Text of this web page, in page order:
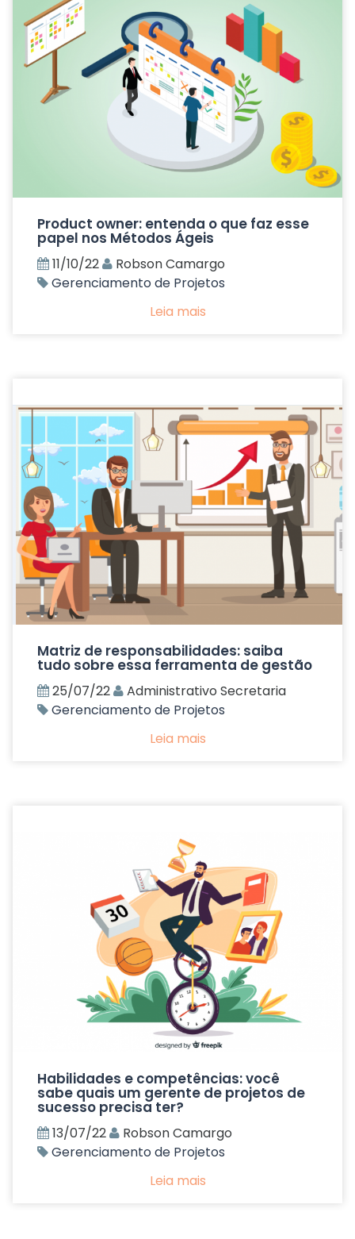
Product owner: entenda o que faz esse
papel nos Métodos Ágeis
11/10/22
Robson Camargo
Gerenciamento de Projetos
Leia mais
Matriz de responsabilidades: saiba
tudo sobre essa ferramenta de gestão
25/07/22
Administrativo Secretaria
Gerenciamento de Projetos
Leia mais
Habilidades e competências: você
sabe quais um gerente de projetos de
sucesso precisa ter?
13/07/22
Robson Camargo
Gerenciamento de Projetos
Leia mais